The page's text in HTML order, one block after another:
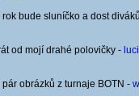
bude sluníčko a dost
od mojí drahé polovičky -
obrázků z turnaje BOTN -